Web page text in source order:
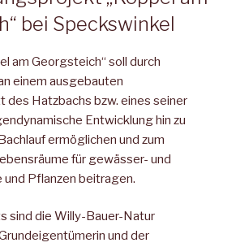
bei Speckswinkel
am Georgsteich“ soll durch
einem ausgebauten
des Hatzbachs bzw. eines seiner
Entwicklung hin zu
ermöglichen und zum
für gewässer- und
Pflan­zen beitragen.
sind die Willy-Bauer-Natur
und der